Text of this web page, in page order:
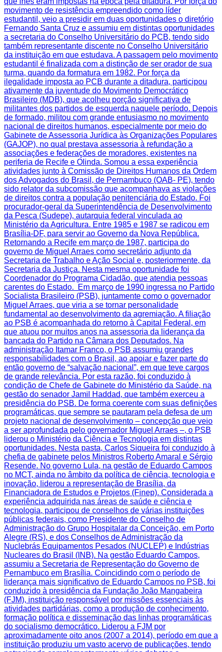
movimento de resistência empreendido como líder
estudantil, veio a presidir em duas oportunidades o diretório
Fernando Santa Cruz e assumiu em distintas oportunidades
a secretaria do Conselho Universitário do PCB, tendo sido
também representante discente no Conselho Universitário
da instituição em que estudava. A passagem pelo movimento
estudantil é finalizada com a distinção de ser orador de sua
turma, quando da formatura em 1982. Por força da
ilegalidade imposta ao PCB durante a ditadura, participou
ativamente da juventude do Movimento Democrático
Brasileiro (MDB), que acolheu porção significativa de
militantes dos partidos de esquerda naquele período. Depois
de formado, militou com grande entusiasmo no movimento
nacional de direitos humanos, especialmente por meio do
Gabinete de Assessoria Jurídica às Organizações Populares
(GAJOP), no qual prestava assessoria à refundação a
associações e federações de moradores, existentes na
periferia de Recife e Olinda. Somou a essa experiência
atividades junto à Comissão de Direitos Humanos da Ordem
dos Advogados do Brasil, de Pernambuco (OAB- PE), tendo
sido relator da subcomissão que acompanhava as violações
de direitos contra a população penitenciária do Estado. Foi
procurador-geral da Superintendência de Desenvolvimento
da Pesca (Sudepe), autarquia federal vinculada ao
Ministério da Agricultura. Entre 1985 e 1987 se radicou em
Brasília-DF, para servir ao Governo da Nova República.
Retornando a Recife em março de 1987, participa do
governo de Miguel Arraes como secretário adjunto da
Secretaria de Trabalho e Ação Social e, posteriormente, da
Secretaria da Justiça. Nesta mesma oportunidade foi
Coordenador do Programa Cidadão, que atendia pessoas
carentes do Estado. Em março de 1990 ingressa no Partido
Socialista Brasileiro (PSB), juntamente como o governador
Miguel Arraes, que viria a se tornar personalidade
fundamental ao desenvolvimento da agremiação. A filiação
ao PSB é acompanhada do retorno à Capital Federal, em
que atuou por muitos anos na assessoria da liderança da
bancada do Partido na Câmara dos Deputados. Na
administração Itamar Franco, o PSB assumiu grandes
responsabilidades com o Brasil, ao apoiar e fazer parte do
então governo de “salvação nacional”, em que teve cargos
de grande relevância. Por esta razão, foi conduzido à
condição de Chefe de Gabinete do Ministério da Saúde, na
gestão do senador Jamil Haddad, que também exerceu a
presidência do PSB. De forma coerente com suas definições
programáticas, que sempre se pautaram pela defesa de um
projeto nacional de desenvolvimento – concepção que veio
a ser aprofundada pelo governador Miguel Arraes –, o PSB
liderou o Ministério da Ciência e Tecnologia em distintas
oportunidades. Nesta pasta, Carlos Siqueira foi conduzido à
chefia de gabinete pelos Ministros Roberto Amaral e Sérgio
Resende. No governo Lula, na gestão de Eduardo Campos
no MCT, ainda no âmbito da política de ciência, tecnologia e
inovação, liderou a representação de Brasília, da
Financiadora de Estudos e Projetos (Finep). Considerada a
experiência adquirida nas áreas de saúde e ciência e
tecnologia, participou de conselhos de várias instituições
públicas federais, como Presidente do Conselho de
Administração do Grupo Hospitalar da Conceição, em Porto
Alegre (RS), e dos Conselhos de Administração da
Nuclebrás Equipamentos Pesados (NUCLEP) e Indústrias
Nucleares do Brasil (INB). Na gestão Eduardo Campos,
assumiu a Secretaria de Representação do Governo de
Pernambuco em Brasília. Coincidindo com o período de
liderança mais significativo de Eduardo Campos no PSB, foi
conduzido à presidência da Fundação João Mangabeira
(FJM), instituição responsável por missões essenciais às
atividades partidárias, como a produção de conhecimento,
formação política e disseminação das linhas programáticas
do socialismo democrático. Liderou a FJM por
aproximadamente oito anos (2007 a 2014), período em que a
instituição produziu um vasto acervo de publicações, tendo